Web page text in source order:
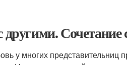
у многих представительниц